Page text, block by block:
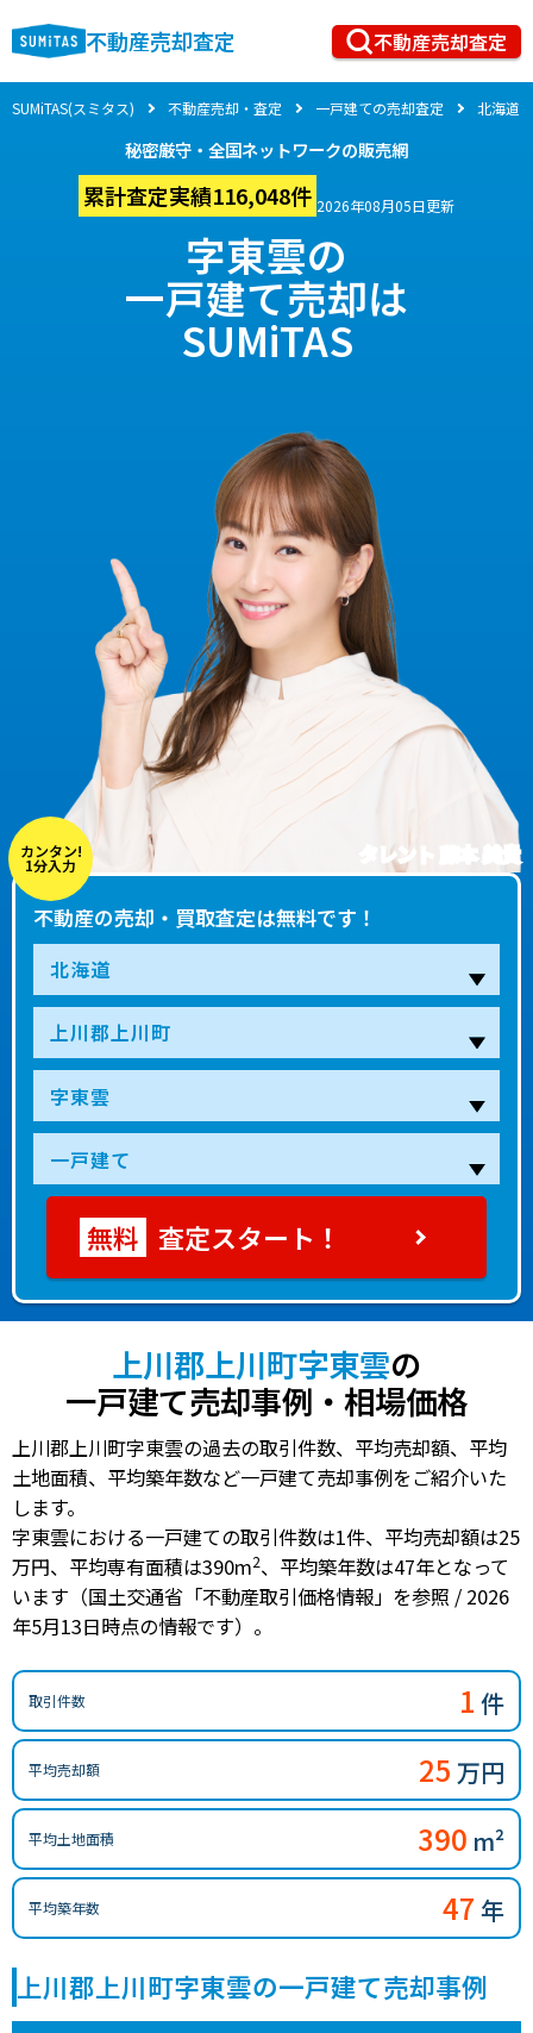
不動産売却査定 不動産売却査定
SUMiTAS(スミタス) 不動産売却・査定 一戸建ての売却査定 北海道
秘密厳守・全国ネットワークの販売網
累計査定実績116,048件 2026年08月05日更新
字東雲の
一戸建て売却は
SUMiTAS
タレント 藤本 美貴
カンタン!
1分入力
不動産の売却・買取査定は無料です！
査定スタート！
上川郡上川町字東雲の
一戸建て売却事例・相場価格
上川郡上川町字東雲の過去の取引件数、平均売却額、平均
土地面積、平均築年数など一戸建て売却事例をご紹介いた
します。
字東雲における一戸建ての取引件数は1件、 平均売却額は25
万円、 平均専有面積は390m2、 平均築年数は47年となって
います（国土交通省「不動産取引価格情報」を参照 / 2026
年5月13日時点の情報です）。
取引件数 1 件
平均売却額 25 万円
平均土地面積 390 m²
平均築年数 47 年
上川郡上川町字東雲の一戸建て売却事例